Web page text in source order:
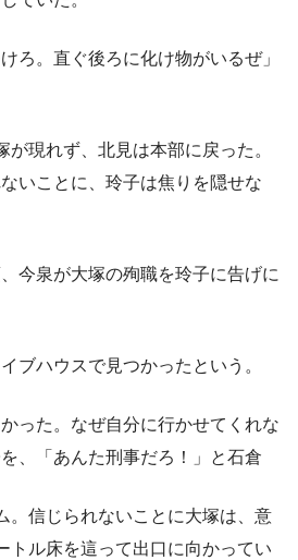
ろ。直ぐ後ろに化け物がいるぜ」
現れず、北見は本部に戻った。
いことに、玲子は焦りを隠せな
今泉が大塚の殉職を玲子に告げに
ブハウスで見つかったという。
った。なぜ自分に行かせてくれな
、「あんた刑事だろ！」と石倉
。信じられないことに大塚は、意
トル床を這って出口に向かってい